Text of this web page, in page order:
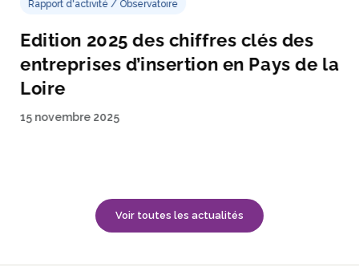
Rapport d'activité / Observatoire
Edition 2025 des chiffres clés des
entreprises d’insertion en Pays de la
Loire
15 novembre 2025
Voir toutes les actualités